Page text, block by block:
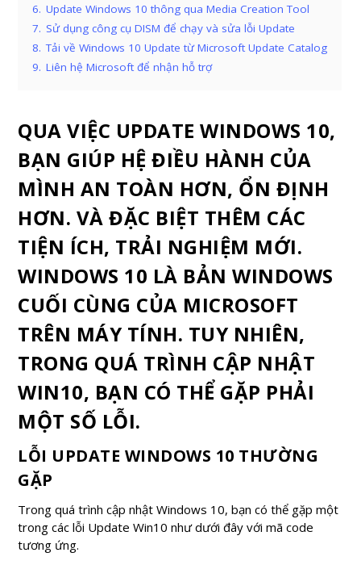
6. Update Windows 10 thông qua Media Creation Tool
7. Sử dụng công cụ DISM để chạy và sửa lỗi Update
8. Tải về Windows 10 Update từ Microsoft Update Catalog
9. Liên hệ Microsoft để nhận hỗ trợ
QUA VIỆC UPDATE WINDOWS 10,
BẠN GIÚP HỆ ĐIỀU HÀNH CỦA
MÌNH AN TOÀN HƠN, ỔN ĐỊNH
HƠN. VÀ ĐẶC BIỆT THÊM CÁC
TIỆN ÍCH, TRẢI NGHIỆM MỚI.
WINDOWS 10 LÀ BẢN WINDOWS
CUỐI CÙNG CỦA MICROSOFT
TRÊN MÁY TÍNH. TUY NHIÊN,
TRONG QUÁ TRÌNH CẬP NHẬT
WIN10, BẠN CÓ THỂ GẶP PHẢI
MỘT SỐ LỖI.
LỖI UPDATE WINDOWS 10 THƯỜNG
GẶP
Trong quá trình cập nhật Windows 10, bạn có thể gặp một
trong các lỗi Update Win10 như dưới đây với mã code
tương ứng.